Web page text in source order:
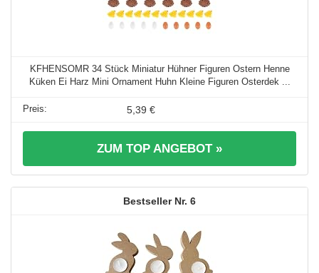
KFHENSOMR 34 Stück Miniatur Hühner Figuren Ostern Henne
Küken Ei Harz Mini Ornament Huhn Kleine Figuren Osterdek ...
5,39 €
ZUM TOP ANGEBOT »
6